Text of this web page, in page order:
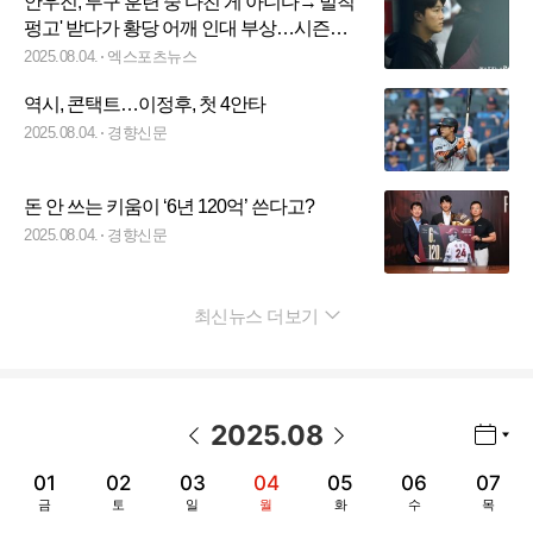
펑고' 받다가 황당 어깨 인대 부상…시즌
OUT 전망
2025.08.04. 엑스포츠뉴스
역시, 콘택트…이정후, 첫 4안타
2025.08.04. 경향신문
돈 안 쓰는 키움이 ‘6년 120억’ 쓴다고?
2025.08.04. 경향신문
최신뉴스 더보기
2025.08
01
금
02
토
03
일
04
월
05
화
06
수
07
목